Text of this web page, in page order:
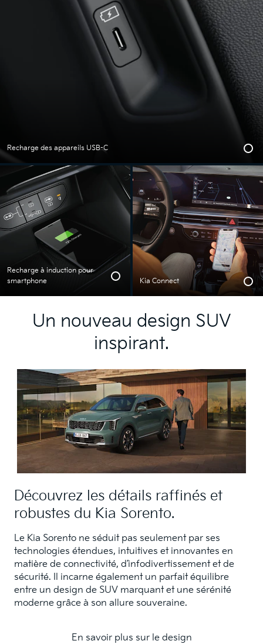
Recharge des appareils USB-C
Recharge à induction pour
smartphone
Kia Connect
Un nouveau design SUV
inspirant.
Découvrez les détails raffinés et
robustes du Kia Sorento.
Le Kia Sorento ne séduit pas seulement par ses
technologies étendues, intuitives et innovantes en
matière de connectivité, d’infodivertissement et de
sécurité. Il incarne également un parfait équilibre
entre un design de SUV marquant et une sérénité
moderne grâce à son allure souveraine.
En savoir plus sur le design